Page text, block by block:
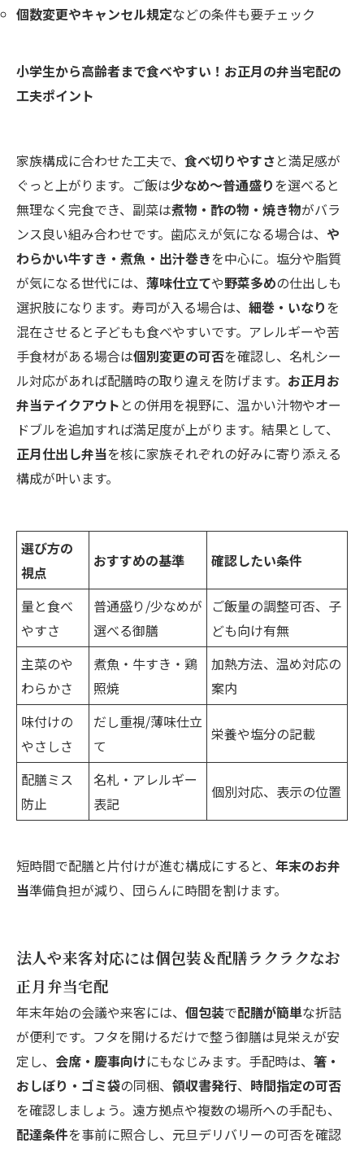
個数変更やキャンセル規定などの条件も要チェック
小学生から高齢者まで食べやすい！お正月の弁当宅配の
工夫ポイント
家族構成に合わせた工夫で、 食べ切りやすさと満足感が
ぐっと上がります。ご飯は少なめ～普通盛り を選べると
無理なく完食でき、副菜は煮物・酢の物・焼き物がバラ
ンス良い組み合わせです。歯応えが気になる場合は、 や
わらかい牛すき・煮魚・出汁巻きを中心に。塩分や脂質
が気になる世代には、 薄味仕立てや野菜多めの仕出しも
選択肢になります。寿司が入る場合は、 細巻・いなり を
混在させると子どもも食べやすいです。アレルギーや苦
手食材がある場合は個別変更の可否を確認し、名札シー
ル対応があれば配膳時の取り違えを防げます。 お正月お
弁当テイクアウト との併用を視野に、温かい汁物やオー
ドブルを追加すれば満足度が上がります。結果として、
正月仕出し弁当を核に家族それぞれの好みに寄り添える
構成が叶います。
選び方の
視点
おすすめの基準 確認したい条件
量と食べ
やすさ
普通盛り/少なめが
選べる御膳
ご飯量の調整可否、子
ども向け有無
主菜のや
わらかさ
煮魚・牛すき・鶏
照焼
加熱方法、温め対応の
案内
味付けの
やさしさ
だし重視/薄味仕立
て
栄養や塩分の記載
配膳ミス
防止
名札・アレルギー
表記
個別対応、表示の位置
短時間で配膳と片付けが進む構成にすると、 年末のお弁
当準備負担が減り、団らんに時間を割けます。
法人や来客対応には個包装＆配膳ラクラクなお
正月弁当宅配
年末年始の会議や来客には、 個包装で配膳が簡単な折詰
が便利です。フタを開けるだけで整う御膳は見栄えが安
定し、 会席・慶事向けにもなじみます。手配時は、 箸・
おしぼり・ゴミ袋の同梱、 領収書発行、 時間指定の可否
を確認しましょう。遠方拠点や複数の場所への手配も、
配達条件を事前に照合し、元旦デリバリーの可否を確認